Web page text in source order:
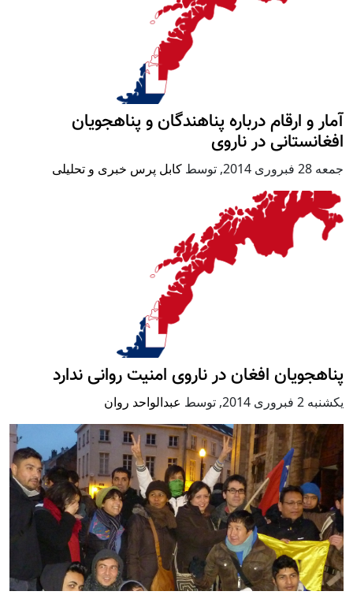
آمار و ارقام درباره پناهندگان و پناهجویان
افغانستانی در ناروی
جمعه 28 فبروری 2014 , توسط کابل پرس خبری و تحلیلی
پناهجویان افغان در ناروی امنیت روانی ندارد
يكشنبه 2 فبروری 2014 , توسط عبدالواحد روان